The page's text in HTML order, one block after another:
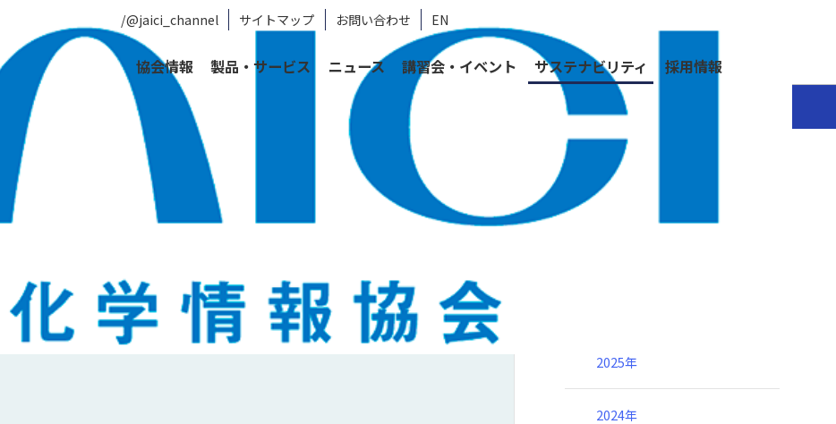
協会情報 製品・サービス ニュース 講習会・イベント サステナビリティ 採用情報
/@jaici_channel サイトマップ お問い合わせ EN
2024年 料理の化学を題材にした普及活動の推進（佐藤 陽子 先生）
普及活動の推進（佐藤 陽子 先生）
2026年1月掲載
サステナビリティ
2025年
2024年